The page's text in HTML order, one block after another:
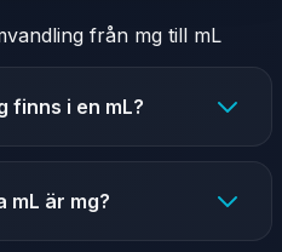
från mg till mL
finns i en mL?
mL är mg?